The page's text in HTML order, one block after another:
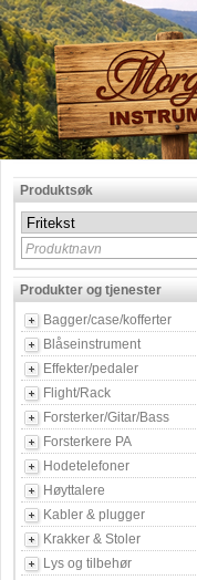
Produktsøk
Produktnavn
Produkter og tjenester
Bagger/case/kofferter
Blåseinstrument
Effekter/pedaler
Flight/Rack
Forsterker/Gitar/Bass
Forsterkere PA
Hodetelefoner
Høyttalere
Kabler & plugger
Krakker & Stoler
Lys og tilbehør